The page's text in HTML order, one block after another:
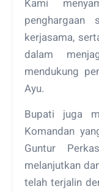
Kami
penghargaan
kerjasama,
dalam
mendukung
Ayu.
Bupati juga
Komandan
Guntur
melanjutkan
telah terjalin